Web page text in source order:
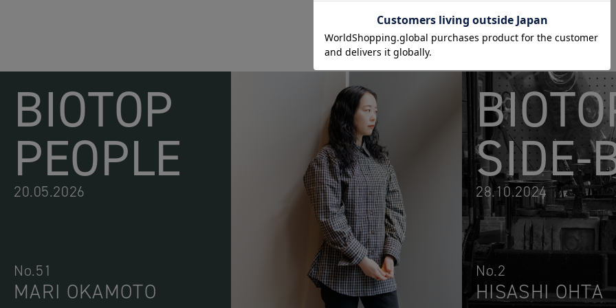
BIOTOP
PEOPLE
20.05.2026
No.51
MARI OKAMOTO
SIDE-
28.10.2024
No.2
HISASHI OHTA